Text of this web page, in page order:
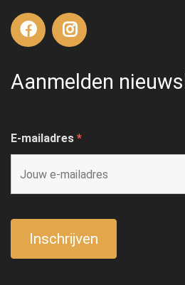
Aanmelden
E-mailadres *